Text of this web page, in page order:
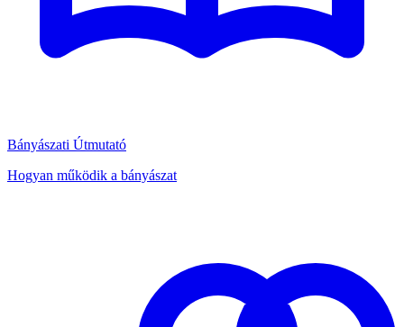
Bányászati Útmutató
Hogyan működik a bányászat